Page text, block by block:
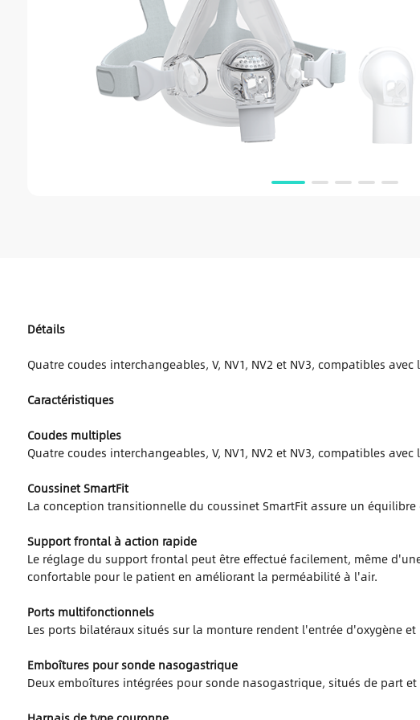
Détails
Quatre coudes interchangeables, V, NV1, NV2 et NV3, compatibles
Caractéristiques
Coudes multiples
Quatre coudes interchangeables, V, NV1, NV2 et NV3, compatibles
Coussinet SmartFit
La conception transitionnelle du coussinet SmartFit assure un
Support frontal à action rapide
Le réglage du support frontal peut être effectué facilement, même
confortable pour le patient en améliorant la perméabilité à l'air.
Ports multifonctionnels
Les ports bilatéraux situés sur la monture rendent l'entrée d'oxygène
Emboîtures pour sonde nasogastrique
Deux emboîtures intégrées pour sonde nasogastrique, situés de part